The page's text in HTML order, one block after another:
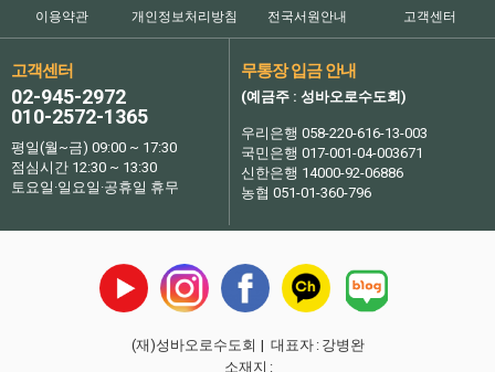
이용약관 개인정보처리방침 전국서원안내 고객센터
고객센터
02-945-2972
010-2572-1365
평일(월~금) 09:00 ~ 17:30
점심시간 12:30 ~ 13:30
토요일·일요일·공휴일 휴무
무통장 입금 안내
(예금주 : 성바오로수도회)
우리은행 058-220-616-13-003
국민은행 017-001-04-003671
신한은행 14000-92-06886
농협 051-01-360-796
(재)성바오로수도회 | 대표자 : 강병완
소재지 :